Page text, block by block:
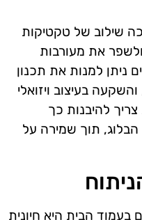
שילוב של טקטיקות
את מעורבות
ניתן למנות את תכנון
בעיצוב ויזואלי
להיבנות כך
תוך שמירה על
הבית היא חיונית